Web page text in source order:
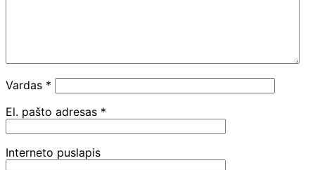
Vardas *
El. pašto adresas *
Interneto puslapis